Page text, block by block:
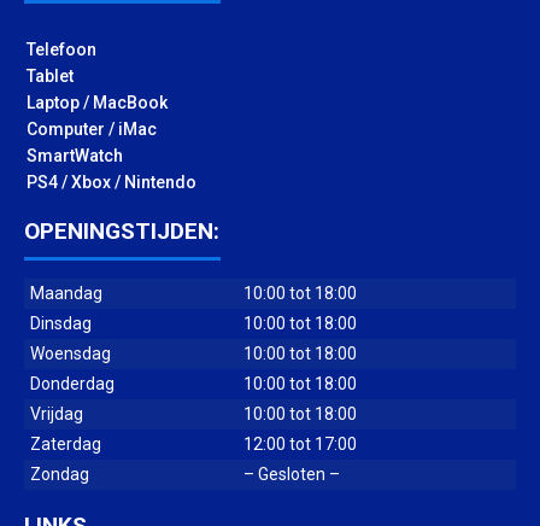
Telefoon
Tablet
Laptop / MacBook
Computer / iMac
SmartWatch
PS4 / Xbox / Nintendo
OPENINGSTIJDEN:
Maandag
10:00 tot 18:00
Dinsdag
10:00 tot 18:00
Woensdag
10:00 tot 18:00
Donderdag
10:00 tot 18:00
Vrijdag
10:00 tot 18:00
Zaterdag
12:00 tot 17:00
Zondag
– Gesloten –